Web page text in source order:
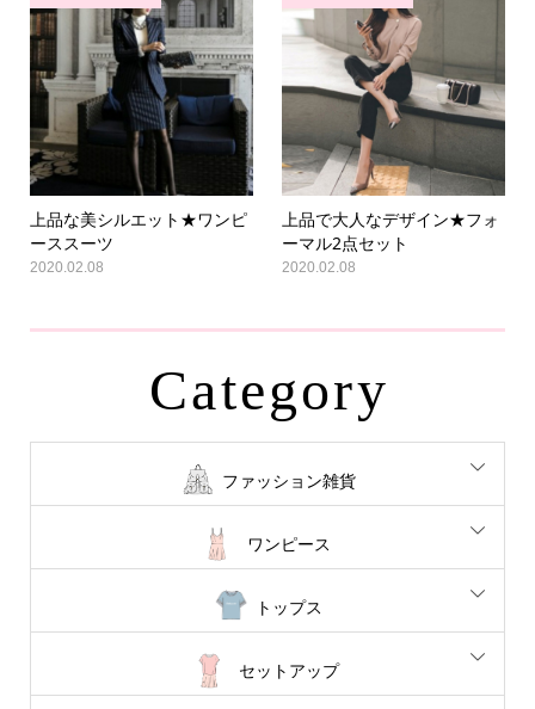
上品な美シルエット★ワンピ
ーススーツ
2020.02.08
上品で大人なデザイン★フォ
ーマル2点セット
2020.02.08
Category
ファッション雑貨
ワンピース
トップス
セットアップ